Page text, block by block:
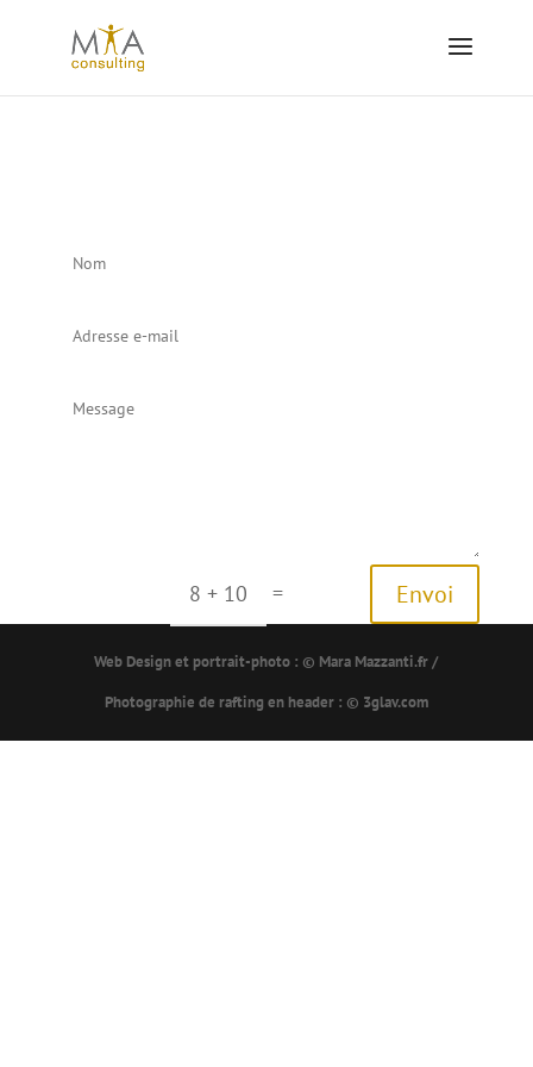
8 + 10 = Envoi
Web Design et portrait-photo : © Mara Mazzanti.fr/
Photographie de rafting en header : © 3glav.com